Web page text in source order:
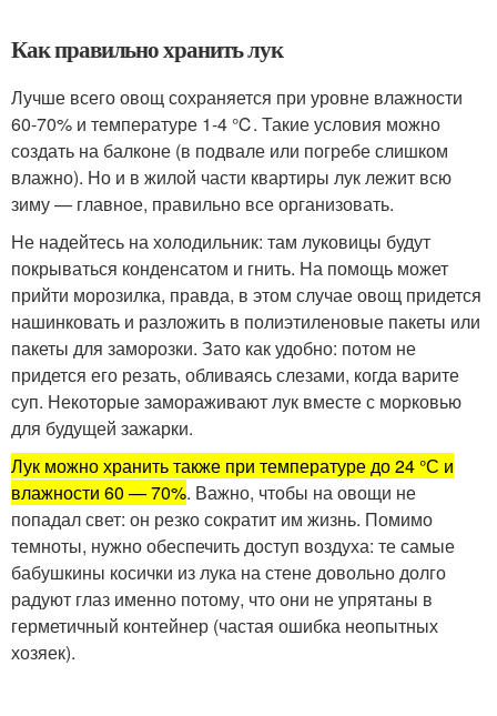
Как правильно хранить лук
Лучше всего овощ сохраняется при уровне влажности
60-70% и температуре 1-4 ℃. Такие условия можно
создать на балконе (в подвале или погребе слишком
влажно). Но и в жилой части квартиры лук лежит всю
зиму — главное, правильно все организовать.
Не надейтесь на холодильник: там луковицы будут
покрываться конденсатом и гнить. На помощь может
прийти морозилка, правда, в этом случае овощ придется
нашинковать и разложить в полиэтиленовые пакеты или
пакеты для заморозки. Зато как удобно: потом не
придется его резать, обливаясь слезами, когда варите
суп. Некоторые замораживают лук вместе с морковью
для будущей зажарки.
Лук можно хранить также при температуре до 24 °С и
влажности 60 — 70%. Важно, чтобы на овощи не
попадал свет: он резко сократит им жизнь. Помимо
темноты, нужно обеспечить доступ воздуха: те самые
бабушкины косички из лука на стене довольно долго
радуют глаз именно потому, что они не упрятаны в
герметичный контейнер (частая ошибка неопытных
хозяек).